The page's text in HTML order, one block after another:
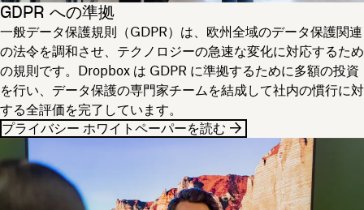
GDPR への準拠
一般データ保護規則（GDPR）は、欧州全域のデータ保護関連
の法令を調和させ、テクノロジーの急速な変化に対応するため
の規則です。Dropbox は GDPR に準拠するために多額の投資
を行い、データ保護の専門家チームを結成して社内の慣行に対
する全評価を完了しています。
プライバシー ホワイトペーパーを読む